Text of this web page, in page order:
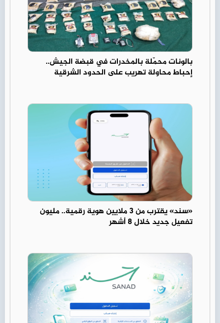
بالونات محمّلة بالمخدرات في قبضة الجيش..
إحباط محاولة تهريب على الحدود الشرقية
«سند» يقترب من 3 ملايين هوية رقمية.. مليون
تفعيل جديد خلال 8 أشهر